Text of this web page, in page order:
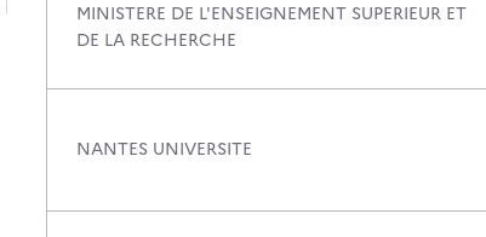
MINISTERE DE L'ENSEIGNEMENT SUPERIEUR ET
DE LA RECHERCHE
NANTES UNIVERSITE